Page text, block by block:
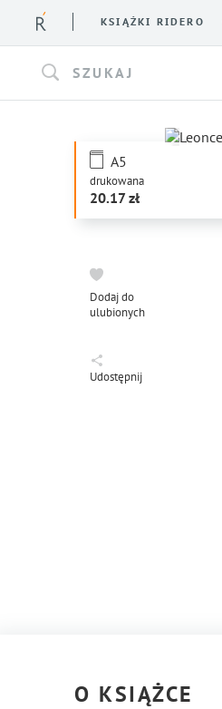
KSIĄŻKI RIDERO
SZUKAJ
drukowana
A5
20.17
Dodaj do
ulubionych
Udostępnij
O KSIĄŻCE